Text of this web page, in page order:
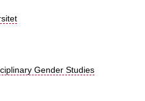
Gender Studies